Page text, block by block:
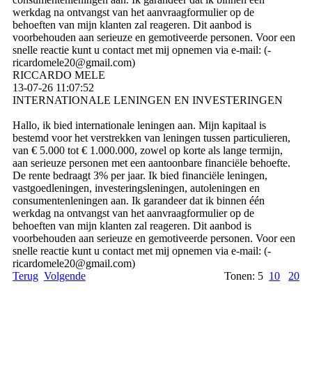
werkdag na ontvangst van het aanvraagformulier op de
behoeften van mijn klanten zal reageren. Dit aanbod is
voorbehouden aan serieuze en gemotiveerde personen. Voor een
snelle reactie kunt u contact met mij opnemen via e-mail: (­
ricardomele20@­gmail.­com)­
RICCARDO MELE
13-07-26 11:07:52
INTERNATIONALE LENINGEN EN INVESTERINGEN
Hallo, ik bied internationale leningen aan. Mijn kapitaal is
bestemd voor het verstrekken van leningen tussen particulieren,
van € 5.000 tot € 1.000.000, zowel op korte als lange termijn,
aan serieuze personen met een aantoonbare financiële behoefte.
De rente bedraagt ​​3% per jaar. Ik bied financiële leningen,
vastgoedleningen, investeringsleningen, autoleningen en
consumentenleningen aan. Ik garandeer dat ik binnen één
werkdag na ontvangst van het aanvraagformulier op de
behoeften van mijn klanten zal reageren. Dit aanbod is
voorbehouden aan serieuze en gemotiveerde personen. Voor een
snelle reactie kunt u contact met mij opnemen via e-mail: (­
ricardomele20@­gmail.­com)­
Terug Volgende Tonen: 5 10 20